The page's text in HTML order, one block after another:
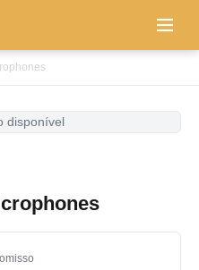
disponível